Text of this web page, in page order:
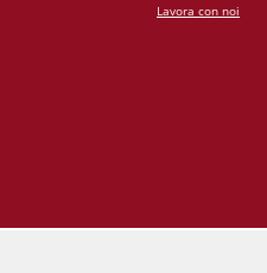
Lavora con noi